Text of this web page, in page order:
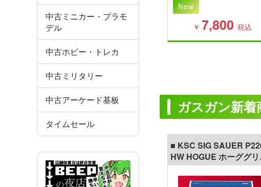
中古ミニカー・プラモ
デル
中古ホビー・トレカ
中古ミリタリー
中古アーケード基板
タイムセール
New
￥ 7,800 税込
ガスガン新着
■ KSC SIG SAUER
HW HOGUE ホーググ
プ標準装備 システム7
ブローバック